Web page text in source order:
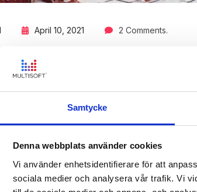
Samtycke
Denna webbplats använder cookies
Vi använder enhetsidentifierare för att
sociala medier och analysera vår trafik. Vi
April 10, 2021
2 Comments.
Business Safe
thought leader for nearly five
adipisicing elit sed eiusmod tempor
veniam, quis nostrud exercitation